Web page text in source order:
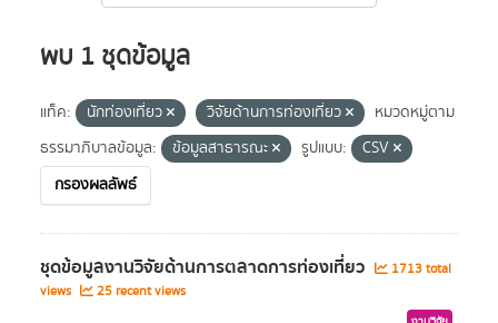
พบ 1 ชุดข้อมูล
แท็ค: นักท่องเที่ยว วิจัยด้านการท่องเที่ยว
หมวดหมู่ตาม
ธรรมาภิบาลข้อมูล:
ข้อมูลสาธารณะ รูปแบบ:
CSV
กรองผลลัพธ์
ชุดข้อมูลงานวิจัยด้านการตลาดการท่องเที่ยว
1713 total
views
25 recent views